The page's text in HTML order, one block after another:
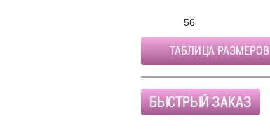
56
ТАБЛИЦА РАЗМЕРОВ
БЫСТРЫЙ ЗАКАЗ